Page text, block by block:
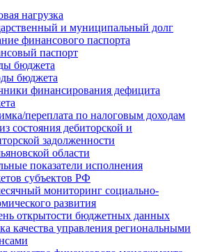
нагрузка
и муниципальный долг
финансового паспорта
паспорт
бюджета
бюджета
финансирования дефицита
переплата по налоговым доходам
состояния дебиторской и
задолженности
области
показатели исполнения
субъектов РФ
мониторинг социально-
развития
открытости бюджетных данных
качества управления региональными